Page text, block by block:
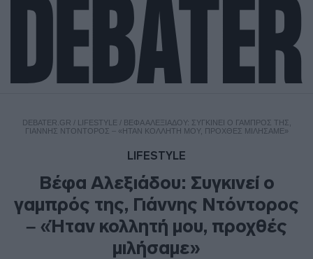
DEBATER.GR / LIFESTYLE / ΒΈΦΑ ΑΛΕΞΙΆΔΟΥ: ΣΥΓΚΙΝΕΊ Ο ΓΑΜΠΡΌΣ ΤΗΣ,
ΓΙΆΝΝΗΣ ΝΤΌΝΤΟΡΟΣ – «ΉΤΑΝ ΚΟΛΛΗΤΉ ΜΟΥ, ΠΡΟΧΘΈΣ ΜΙΛΉΣΑΜΕ»
LIFESTYLE
Βέφα Αλεξιάδου: Συγκινεί ο
γαμπρός της, Γιάννης Ντόντορος
– «Ήταν κολλητή μου, προχθές
μιλήσαμε»